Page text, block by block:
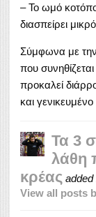
– Το ωμό
διασπείρει
Σύμφωνα με
που
προκαλεί
και
Τα 3
λάθη
κρέας added
View all posts